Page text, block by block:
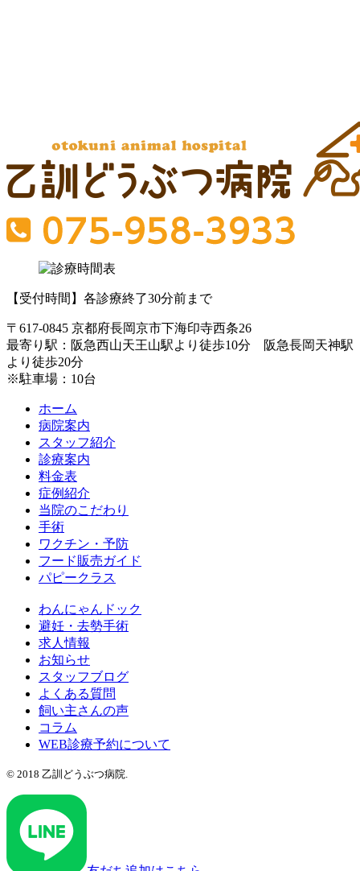
【受付時間】各診療終了30分前まで
〒617-0845 京都府長岡京市下海印寺西条26
最寄り駅：阪急西山天王山駅より徒歩10分 阪急長岡天神駅
より徒歩20分
※駐車場：10台
ホーム
病院案内
スタッフ紹介
診療案内
料金表
症例紹介
当院のこだわり
手術
ワクチン・予防
フード販売ガイド
パピークラス
わんにゃんドック
避妊・去勢手術
求人情報
お知らせ
スタッフブログ
よくある質問
飼い主さんの声
コラム
WEB診療予約について
© 2018 乙訓どうぶつ病院.